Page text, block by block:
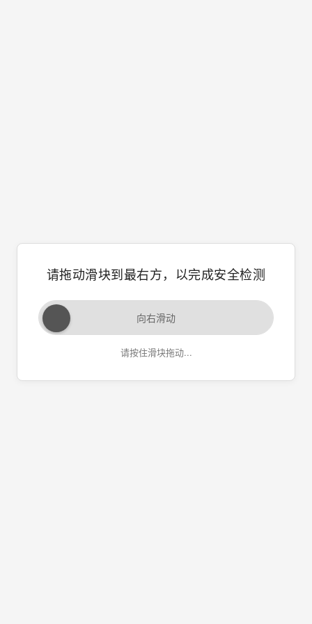
请拖动滑块到最右方，以完成安全检测
向右滑动
请按住滑块拖动...